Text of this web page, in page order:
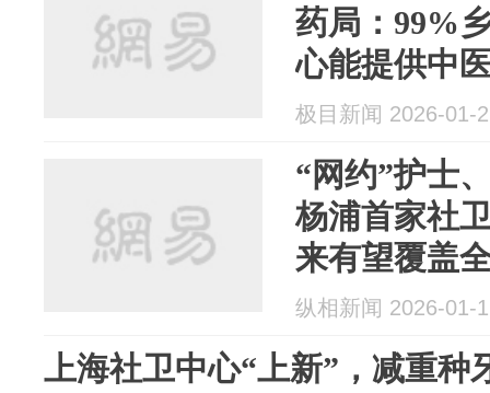
药局：99%
心能提供中
极目新闻 2026-01-
“网约”护士
杨浦首家社
来有望覆盖
纵相新闻 2026-01-
上海社卫中心“上新”，减重种